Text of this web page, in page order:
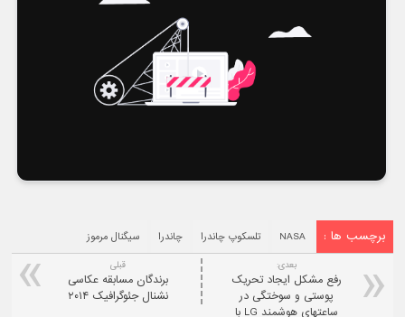
برچسب ها : NASA تلسکوپ چاندرا چاندرا سیگنال مرموز
قبلی
برندگان مسابقه عکاسی
نشنال جئوگرافیک ۲۰۱۴
بعدی:
رفع مشکل ایجاد تحریک
پوستی و سوختگی در
ساعتهای هوشمند LG با